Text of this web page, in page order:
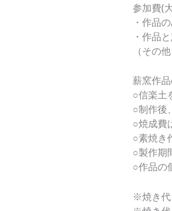
参加費(
・作品
・作品
（その
薪窯作
○信楽土
○制作後
○焼成費
○素焼き
○製作期
○作品の
※焼き代